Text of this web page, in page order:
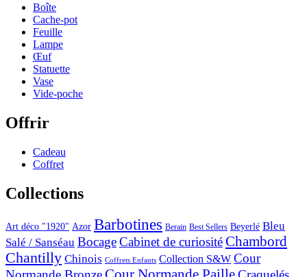
Boîte
Cache-pot
Feuille
Lampe
Œuf
Statuette
Vase
Vide-poche
Offrir
Cadeau
Coffret
Collections
Art déco "1920" Azor Barbotines Berain Best Sellers Beyerlé Bleu
Salé / Sanséau BocageCabinet de curiositéChambord
Chantilly Chinois Coffrets Enfants Collection S&W Cour